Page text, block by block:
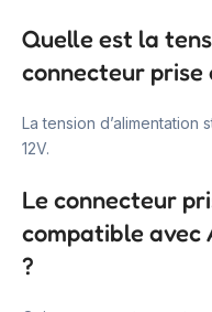
Quelle est la
connecteur
La tension
12V.
Le connecteur
compatible avec
?